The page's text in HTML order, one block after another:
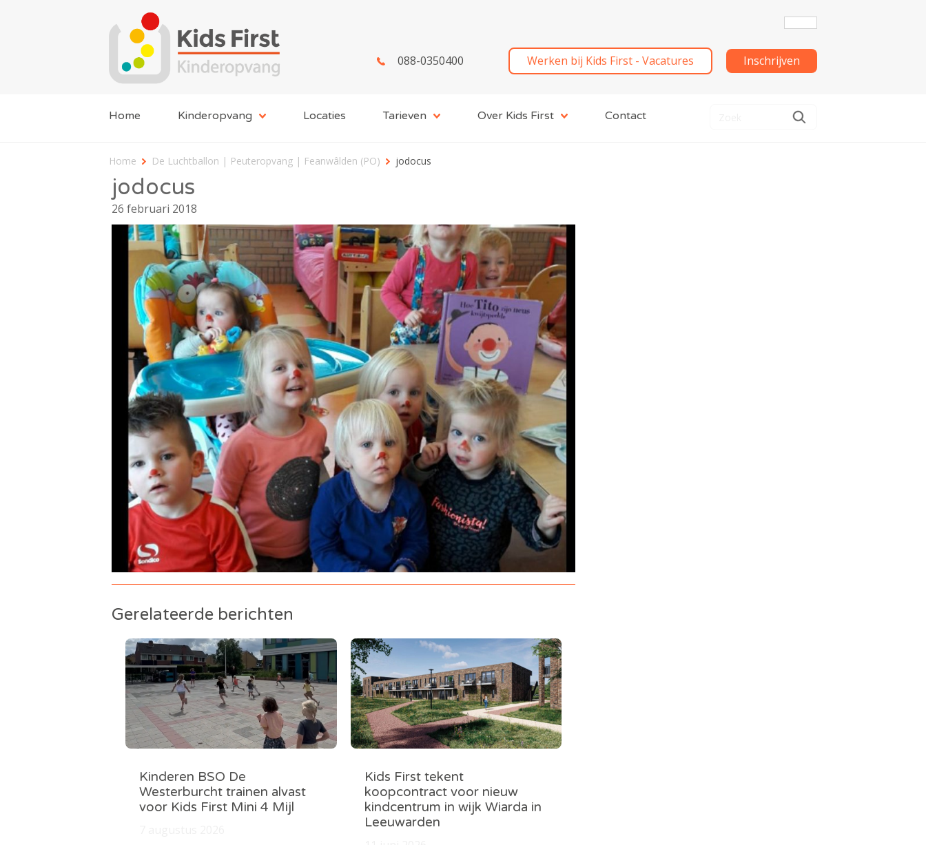
088-0350400 Werken bij Kids First - Vacatures Inschrijven
Home Kinderopvang Locaties Tarieven Over Kids First Contact
Home De Luchtballon | Peuteropvang | Feanwâlden (PO) jodocus
jodocus
26 februari 2018
Gerelateerde berichten
Kinderen BSO De
Westerburcht trainen alvast
voor Kids First Mini 4 Mijl
Kids First tekent
koopcontract voor nieuw
kindcentrum in wijk Wiarda in
Leeuwarden